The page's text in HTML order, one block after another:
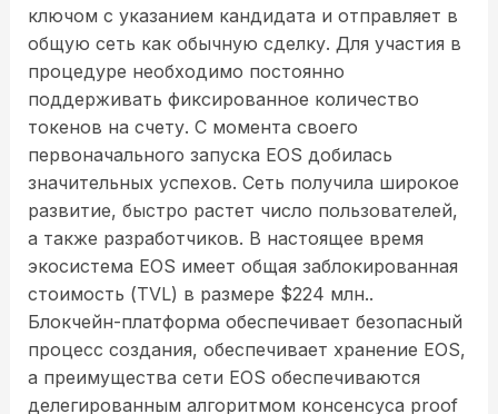
ключом с указанием кандидата и отправляет в
общую сеть как обычную сделку. Для участия в
процедуре необходимо постоянно
поддерживать фиксированное количество
токенов на счету. С момента своего
первоначального запуска EOS добилась
значительных успехов. Сеть получила широкое
развитие, быстро растет число пользователей,
а также разработчиков. В настоящее время
экосистема EOS имеет общая заблокированная
стоимость (TVL) в размере $224 млн..
Блокчейн-платформа обеспечивает безопасный
процесс создания, обеспечивает хранение EOS,
а преимущества сети EOS обеспечиваются
делегированным алгоритмом консенсуса proof